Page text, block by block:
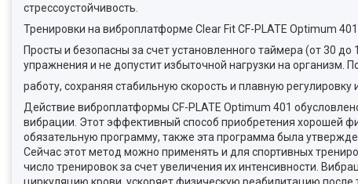
стрессоустойчивость.
Тренировки на виброплатформе Clear Fit CF-PLATE Optimum
Просты и безопасны за счет установленного таймера (от 30
упражнения и не допустит избыточной нагрузки на организм.
работу, сохраняя стабильную скорость и плавную регулировку
Действие виброплатформы CF-PLATE Optimum 401
вибрации. Этот эффективный способ приобретения хорошей
обязательную программу, также эта программа была
Сейчас этот метод можно применять и для спортивных
число тренировок за счет увеличения их интенсивности.